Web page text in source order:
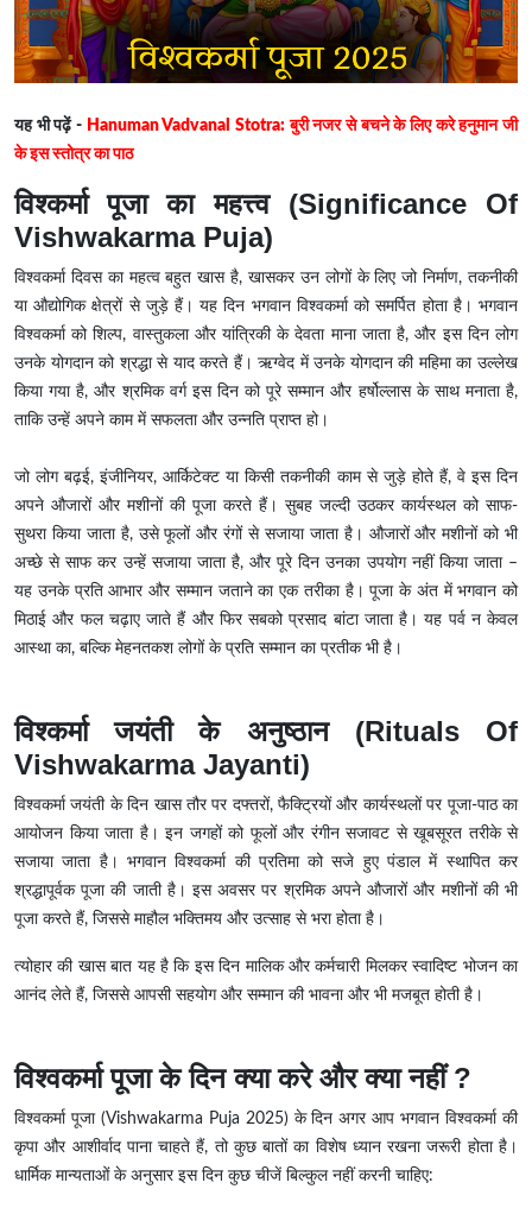
यह भी पढ़ें - Hanuman Vadvanal Stotra: बुरी नजर से बचने के लिए करे हनुमान जी
के इस स्तोत्र का पाठ
विश्कर्मा पूजा का महत्त्व (Significance Of
Vishwakarma Puja)
विश्वकर्मा दिवस का महत्व बहुत खास है, खासकर उन लोगों के लिए जो निर्माण, तकनीकी
या औद्योगिक क्षेत्रों से जुड़े हैं। यह दिन भगवान विश्वकर्मा को समर्पित होता है। भगवान
विश्वकर्मा को शिल्प, वास्तुकला और यांत्रिकी के देवता माना जाता है, और इस दिन लोग
उनके योगदान को श्रद्धा से याद करते हैं। ऋग्वेद में उनके योगदान की महिमा का उल्लेख
किया गया है, और श्रमिक वर्ग इस दिन को पूरे सम्मान और हर्षोल्लास के साथ मनाता है,
ताकि उन्हें अपने काम में सफलता और उन्नति प्राप्त हो।
जो लोग बढ़ई, इंजीनियर, आर्किटेक्ट या किसी तकनीकी काम से जुड़े होते हैं, वे इस दिन
अपने औजारों और मशीनों की पूजा करते हैं। सुबह जल्दी उठकर कार्यस्थल को साफ-
सुथरा किया जाता है, उसे फूलों और रंगों से सजाया जाता है। औजारों और मशीनों को भी
अच्छे से साफ कर उन्हें सजाया जाता है, और पूरे दिन उनका उपयोग नहीं किया जाता –
यह उनके प्रति आभार और सम्मान जताने का एक तरीका है। पूजा के अंत में भगवान को
मिठाई और फल चढ़ाए जाते हैं और फिर सबको प्रसाद बांटा जाता है। यह पर्व न केवल
आस्था का, बल्कि मेहनतकश लोगों के प्रति सम्मान का प्रतीक भी है।
विश्कर्मा जयंती के अनुष्ठान (Rituals Of
Vishwakarma Jayanti)
विश्वकर्मा जयंती के दिन खास तौर पर दफ्तरों, फैक्ट्रियों और कार्यस्थलों पर पूजा-पाठ का
आयोजन किया जाता है। इन जगहों को फूलों और रंगीन सजावट से खूबसूरत तरीके से
सजाया जाता है। भगवान विश्वकर्मा की प्रतिमा को सजे हुए पंडाल में स्थापित कर
श्रद्धापूर्वक पूजा की जाती है। इस अवसर पर श्रमिक अपने औजारों और मशीनों की भी
पूजा करते हैं, जिससे माहौल भक्तिमय और उत्साह से भरा होता है।
त्योहार की खास बात यह है कि इस दिन मालिक और कर्मचारी मिलकर स्वादिष्ट भोजन का
आनंद लेते हैं, जिससे आपसी सहयोग और सम्मान की भावना और भी मजबूत होती है।
विश्वकर्मा पूजा के दिन क्या करे और क्या नहीं ?
विश्वकर्मा पूजा (Vishwakarma Puja 2025) के दिन अगर आप भगवान विश्वकर्मा की
कृपा और आशीर्वाद पाना चाहते हैं, तो कुछ बातों का विशेष ध्यान रखना जरूरी होता है।
धार्मिक मान्यताओं के अनुसार इस दिन कुछ चीजें बिल्कुल नहीं करनी चाहिए: